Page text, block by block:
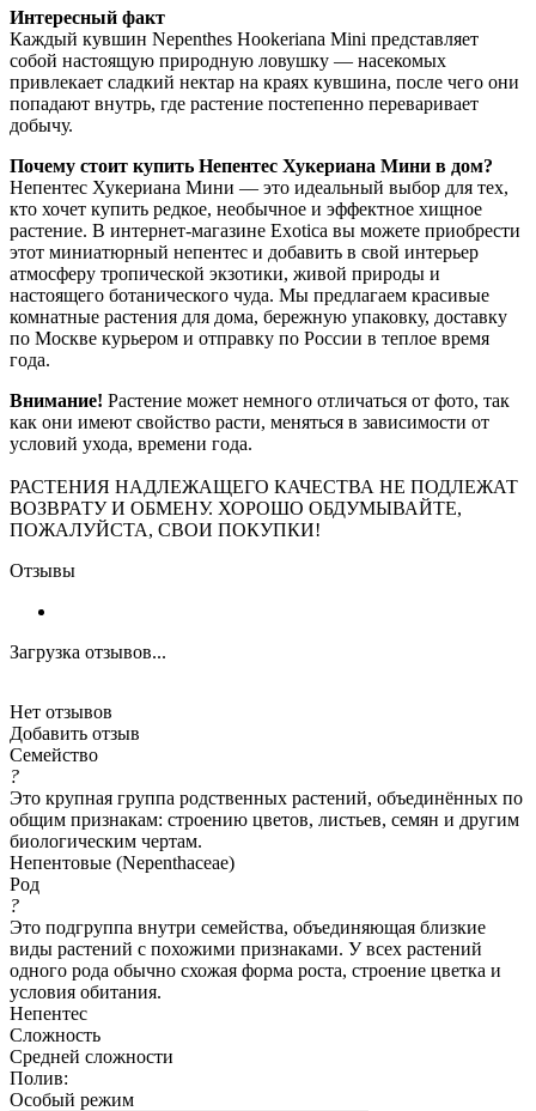
Интересный факт
Каждый кувшин Nepenthes Hookeriana Mini представляет
собой настоящую природную ловушку — насекомых
привлекает сладкий нектар на краях кувшина, после чего они
попадают внутрь, где растение постепенно переваривает
добычу.
Почему стоит купить Непентес Хукериана Мини в дом?
Непентес Хукериана Мини — это идеальный выбор для тех,
кто хочет купить редкое, необычное и эффектное хищное
растение. В интернет-магазине Exotica вы можете приобрести
этот миниатюрный непентес и добавить в свой интерьер
атмосферу тропической экзотики, живой природы и
настоящего ботанического чуда. Мы предлагаем красивые
комнатные растения для дома, бережную упаковку, доставку
по Москве курьером и отправку по России в теплое время
года.
Внимание! Растение может немного отличаться от фото, так
как они имеют свойство расти, меняться в зависимости от
условий ухода, времени года.
РАСТЕНИЯ НАДЛЕЖАЩЕГО КАЧЕСТВА НЕ ПОДЛЕЖАТ
ВОЗВРАТУ И ОБМЕНУ. ХОРОШО ОБДУМЫВАЙТЕ,
ПОЖАЛУЙСТА, СВОИ ПОКУПКИ!
Отзывы
Загрузка отзывов...
Нет отзывов
Добавить отзыв
Семейство
?
Это крупная группа родственных растений, объединённых по
общим признакам: строению цветов, листьев, семян и другим
биологическим чертам.
Непентовые (Nepenthaceae)
Род
?
Это подгруппа внутри семейства, объединяющая близкие
виды растений с похожими признаками. У всех растений
одного рода обычно схожая форма роста, строение цветка и
условия обитания.
Непентес
Сложность
Средней сложности
Полив:
Особый режим